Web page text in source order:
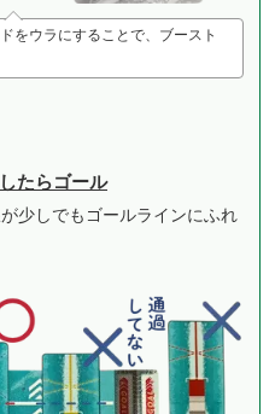
をウラにすることで、ブースト
たらゴール
少しでもゴールラインにふれ